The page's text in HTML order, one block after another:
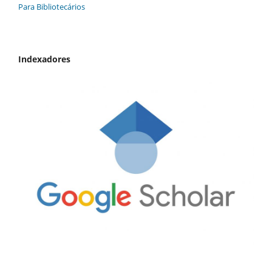
Para Bibliotecários
Indexadores